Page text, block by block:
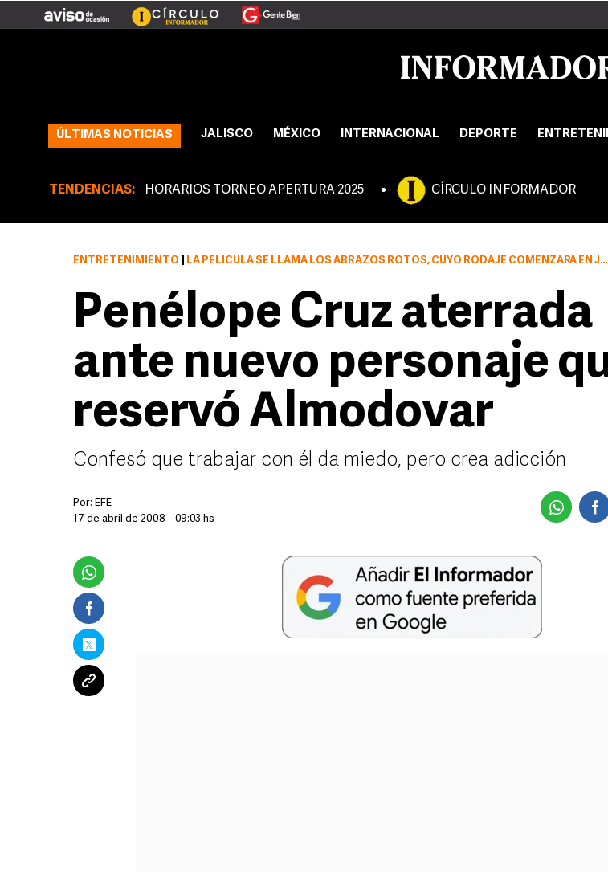
ÚLTIMAS NOTICIAS JALISCO MÉXICO INTERNACIONAL DEPORTE
TENDENCIAS: HORARIOS TORNEO APERTURA 2025 CÍRCULO INFORMADOR
ENTRETENIMIENTO LA PELICULA SE LLAMA LOS ABRAZOS ROTOS, CUYO RODAJE COMENZARÁ EN JUNIO
Penélope Cruz aterrada
ante nuevo personaje
reservó Almodovar
Confesó que trabajar con él da miedo, pero crea adicción
Por: EFE
17 de abril de 2008 - 09:03 hs